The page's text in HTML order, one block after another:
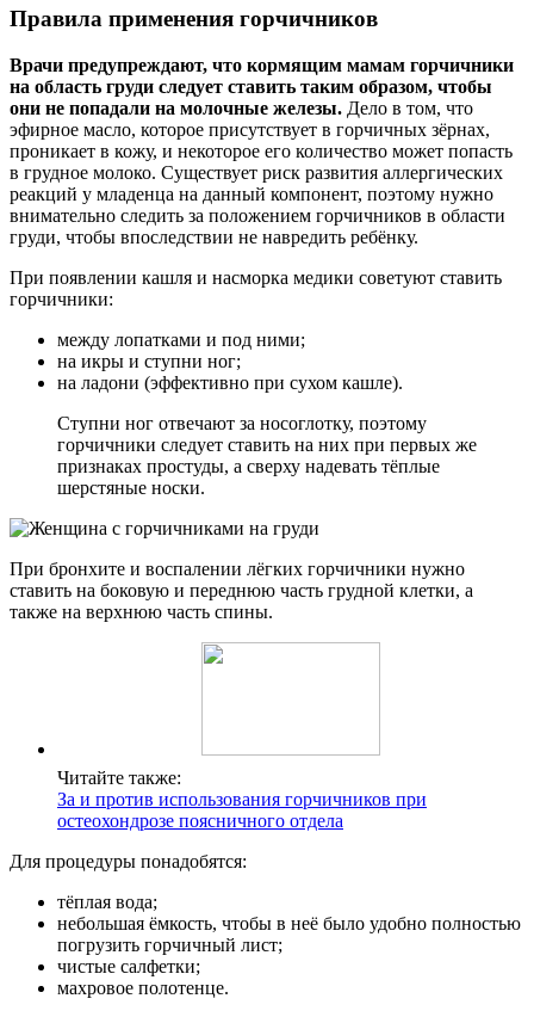
Правила применения горчичников
Врачи предупреждают, что кормящим мамам горчичники
на область груди следует ставить таким образом, чтобы
они не попадали на молочные железы. Дело в том, что
эфирное масло, которое присутствует в горчичных зёрнах,
проникает в кожу, и некоторое его количество может попасть
в грудное молоко. Существует риск развития аллергических
реакций у младенца на данный компонент, поэтому нужно
внимательно следить за положением горчичников в области
груди, чтобы впоследствии не навредить ребёнку.
При появлении кашля и насморка медики советуют ставить
горчичники:
между лопатками и под ними;
на икры и ступни ног;
на ладони (эффективно при сухом кашле).
Ступни ног отвечают за носоглотку, поэтому
горчичники следует ставить на них при первых же
признаках простуды, а сверху надевать тёплые
шерстяные носки.
При бронхите и воспалении лёгких горчичники нужно
ставить на боковую и переднюю часть грудной клетки, а
также на верхнюю часть спины.
Читайте также:
За и против использования горчичников при
остеохондрозе поясничного отдела
Для процедуры понадобятся:
тёплая вода;
небольшая ёмкость, чтобы в неё было удобно полностью
погрузить горчичный лист;
чистые салфетки;
махровое полотенце.